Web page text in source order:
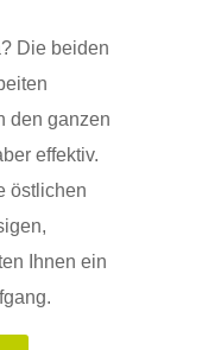
Die beiden
den ganzen
effektiv.
östlichen
Ihnen ein